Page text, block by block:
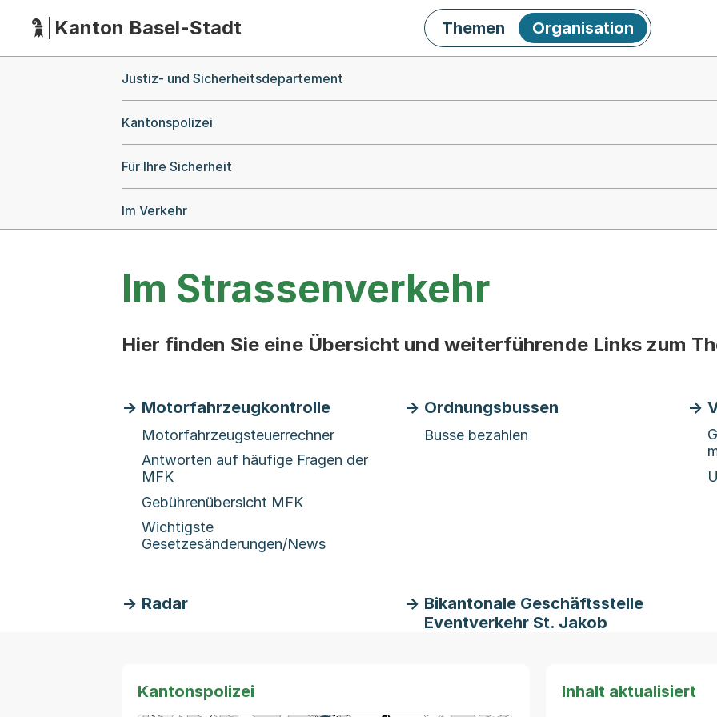
HauptnavigationKanton Basel-Stadt Themen Organisation
Justiz- und Sicherheitsdepartement
Kantonspolizei
Für Ihre Sicherheit
Im Verkehr
Im Strassenverkehr
Hier finden Sie eine Übersicht und weiterführende Links zum
Motorfahrzeugkontrolle
Motorfahrzeugsteuerrechner
Antworten auf häufige Fragen der
MFK
Gebührenübersicht MFK
Wichtigste
Gesetzesänderungen/News
Ordnungsbussen
Busse bezahlen
Radar
Bikantonale Geschäftsstelle
Eventverkehr St. Jakob
Kantonspolizei Inhalt aktualisiert